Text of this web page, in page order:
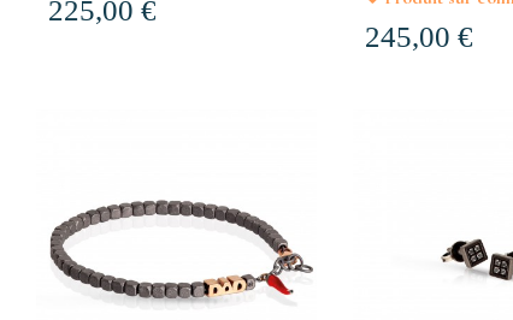
225,00 €
245,00 €